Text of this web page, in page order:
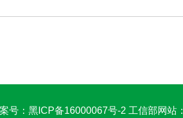
号： 黑ICP备16000067号-2 工信部网站：